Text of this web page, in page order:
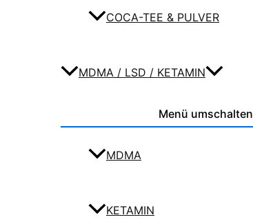
COCA-TEE & PULVER
MDMA / LSD / KETAMIN
Menü umschalten
MDMA
KETAMIN